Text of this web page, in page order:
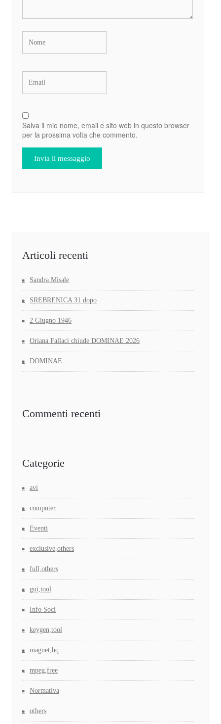
Salva il mio nome, email e sito web in questo browser
per la prossima volta che commento.
Articoli recenti
Sandra Misale
SREBRENICA 31 dopo
2 Giugno 1946
Oriana Fallaci chiude DOMINAE 2026
DOMINAE
Commenti recenti
Categorie
avi
computer
Eventi
exclusive,others
full,others
gui,tool
Info Soci
keygen,tool
magnet,hq
mpeg,free
Normativa
others